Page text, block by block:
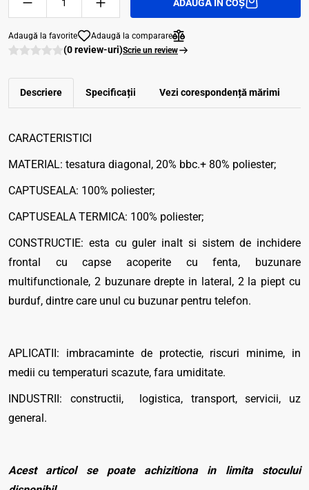
ADAUGĂ ÎN COȘ
Adaugă la favorite Adaugă la comparare
(0 review-uri)Scrie un review
Descriere Specificații Vezi corespondenţă mărimi
CARACTERISTICI
MATERIAL: tesatura diagonal, 20% bbc.+ 80% poliester;
CAPTUSEALA: 100% poliester;
CAPTUSEALA TERMICA: 100% poliester;
CONSTRUCTIE: esta cu guler inalt si sistem de inchidere
frontal cu capse acoperite cu fenta, buzunare
multifunctionale, 2 buzunare drepte in lateral, 2 la piept cu
burduf, dintre care unul cu buzunar pentru telefon.
APLICATII: imbracaminte de protectie, riscuri minime, in
medii cu temperaturi scazute, fara umiditate.
INDUSTRII: constructii, logistica, transport, servicii, uz
general.
Acest articol se poate achizitiona in limita stocului